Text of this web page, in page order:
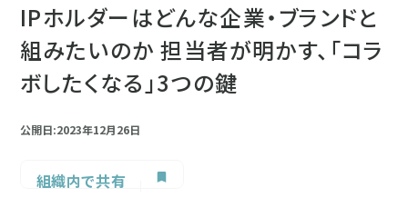
IPホルダーはどんな企業・ブランドと
組みたいのか 担当者が明かす、「コラ
ボしたくなる」3つの鍵
公開日:2023年12月26日
組織内で共有